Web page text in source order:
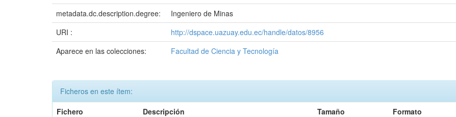
metadata.dc.description.degree:
Ingeniero de Minas
URI :
http://dspace.uazuay.edu.ec/handle/datos/8956
Aparece en las colecciones:
Facultad de Ciencia y Tecnología
Ficheros en este ítem:
Fichero
Descripción Tamaño
Formato